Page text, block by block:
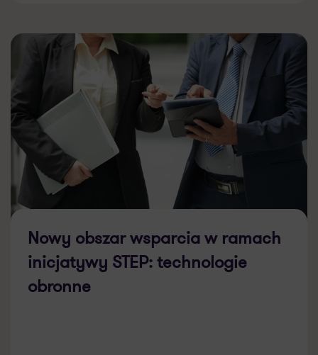
Nowy obszar wsparcia w ramach
inicjatywy STEP: technologie
obronne